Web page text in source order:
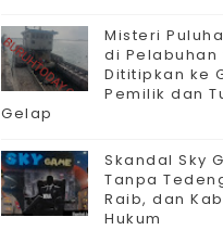
Misteri
di Pelabuhan
Dititipkan ke
Pemilik dan
Gelap
Skandal Sky
Tanpa
Raib, dan
Hukum